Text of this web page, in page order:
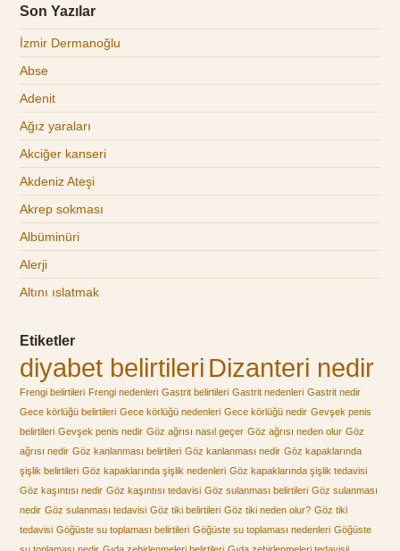
Son Yazılar
İzmir Dermanoğlu
Abse
Adenit
Ağız yaraları
Akciğer kanseri
Akdeniz Ateşi
Akrep sokması
Albüminüri
Alerji
Altını ıslatmak
Etiketler
diyabet belirtileri Dizanteri nedir
Frengi belirtileri Frengi nedenleri Gastrit belirtileri Gastrit nedenleri Gastrit nedir
Gece körlüğü belirtileri Gece körlüğü nedenleri Gece körlüğü nedir Gevşek penis
belirtileri Gevşek penis nedir Göz ağrısı nasıl geçer Göz ağrısı neden olur Göz
ağrısı nedir Göz kanlanması belirtileri Göz kanlanması nedir Göz kapaklarında
şişlik belirtileri Göz kapaklarında şişlik nedenleri Göz kapaklarında şişlik tedavisi
Göz kaşıntısı nedir Göz kaşıntısı tedavisi Göz sulanması belirtileri Göz sulanması
nedir Göz sulanması tedavisi Göz tiki belirtileri Göz tiki neden olur? Göz tiki
tedavisi Göğüste su toplaması belirtileri Göğüste su toplaması nedenleri Göğüste